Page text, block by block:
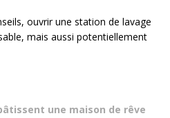
ouvrir une station de lavage
mais aussi potentiellement
une maison de rêve